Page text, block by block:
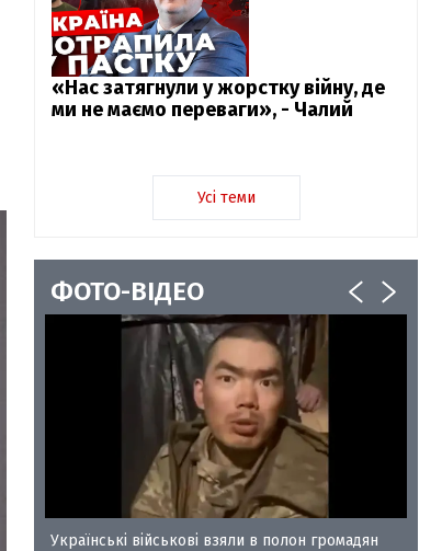
«Нас затягнули у жорстку війну, де
ми не маємо переваги», - Чалий
Усі теми
ФОТО-ВІДЕО
Українські військові взяли в полон громадян